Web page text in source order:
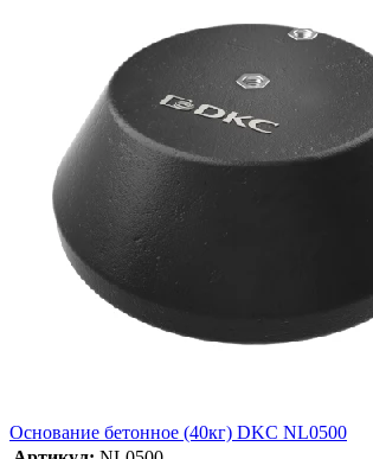
Основание бетонное (40кг) DKC NL0500